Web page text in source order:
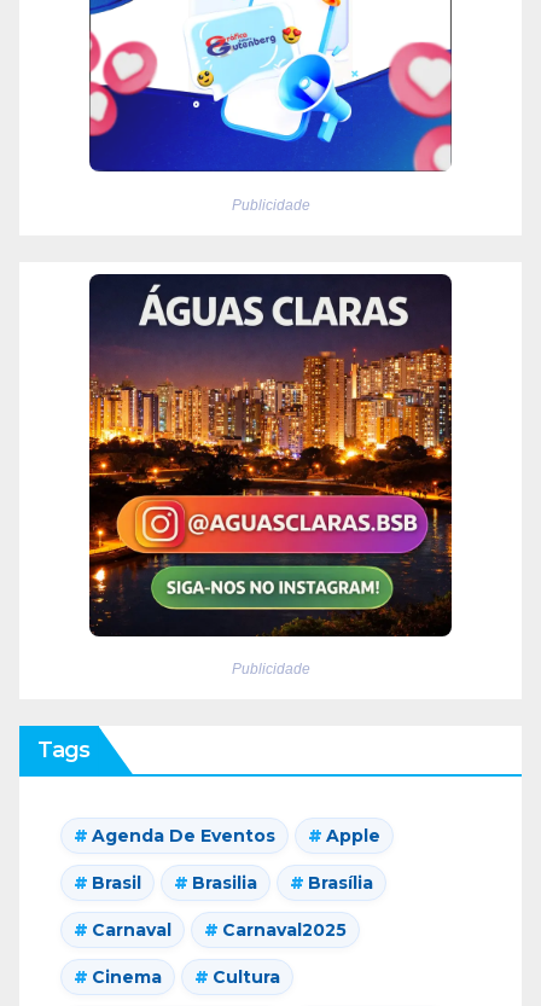
Publicidade
Publicidade
Tags
Agenda De Eventos Apple
Brasil Brasilia Brasília
Carnaval Carnaval2025
Cinema Cultura